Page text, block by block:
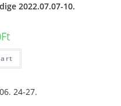
2022.07.07-10.
Ft